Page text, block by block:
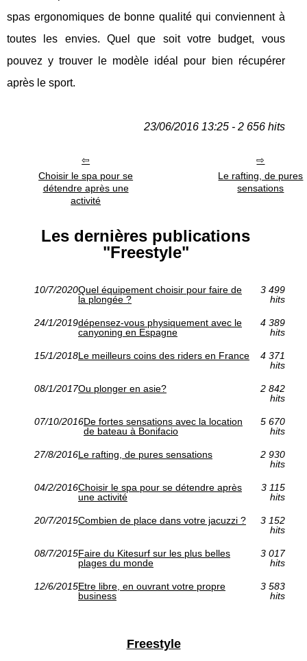
spas ergonomiques de bonne qualité qui conviennent à
toutes les envies. Quel que soit votre budget, vous
pouvez y trouver le modèle idéal pour bien récupérer
après le sport.
23/06/2016 13:25 - 2 656 hits
Choisir le spa pour se
détendre après une
activité
Le rafting, de pures
sensations
Les dernières publications
"Freestyle"
10/7/2020Quel équipement choisir pour faire de
la plongée ?
3 499
hits
24/1/2019dépensez-vous physiquement avec le
canyoning en Espagne
4 389
hits
15/1/2018Le meilleurs coins des riders en France
4 371
hits
08/1/2017Ou plonger en asie?
2 842
hits
07/10/2016De fortes sensations avec la location
de bateau à Bonifacio
5 670
hits
27/8/2016Le rafting, de pures sensations
2 930
hits
04/2/2016Choisir le spa pour se détendre après
une activité
3 115
hits
20/7/2015Combien de place dans votre jacuzzi ?
3 152
hits
08/7/2015Faire du Kitesurf sur les plus belles
plages du monde
3 017
hits
12/6/2015Etre libre, en ouvrant votre propre
business
3 583
hits
Freestyle